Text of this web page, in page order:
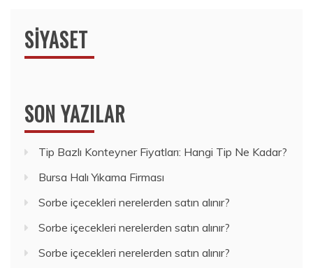
SIYASET
SON YAZILAR
Tip Bazlı Konteyner Fiyatları: Hangi Tip Ne Kadar?
Bursa Halı Yıkama Firması
Sorbe içecekleri nerelerden satın alınır?
Sorbe içecekleri nerelerden satın alınır?
Sorbe içecekleri nerelerden satın alınır?